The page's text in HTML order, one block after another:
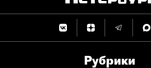
Рубрики